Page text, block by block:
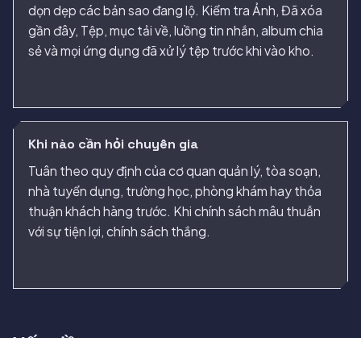
dọn dẹp các bản sao đang lộ. Kiểm tra Ảnh, Đã xóa
gần đây, Tệp, mục tải về, luồng tin nhắn, album chia
sẻ và mọi ứng dụng đã xử lý tệp trước khi vào kho.
Khi nào cần hỏi chuyên gia
Tuân theo quy định của cơ quan quản lý, tòa soạn,
nhà tuyển dụng, trường học, phòng khám hay thỏa
thuận khách hàng trước. Khi chính sách mâu thuẫn
với sự tiện lợi, chính sách thắng.